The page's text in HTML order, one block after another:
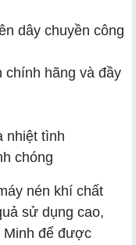
dây chuyền công
chính hãng và đầy
nhiệt tình
chóng
nén khí chất
sử dụng cao,
Minh để được